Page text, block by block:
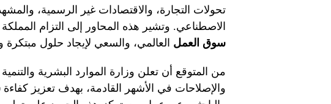
تحولات التجارة، والاقتصادات غير الرسمية،
الاصطناعي. وتشير هذه المحاور إلى التزام
سوق العمل العالمي، والسعي لإيجاد حلول
من المتوقع أن تعلن وزارة الموارد البشرية
والإصلاحات في الأشهر القادمة، بهدف تعزيز كفاءة